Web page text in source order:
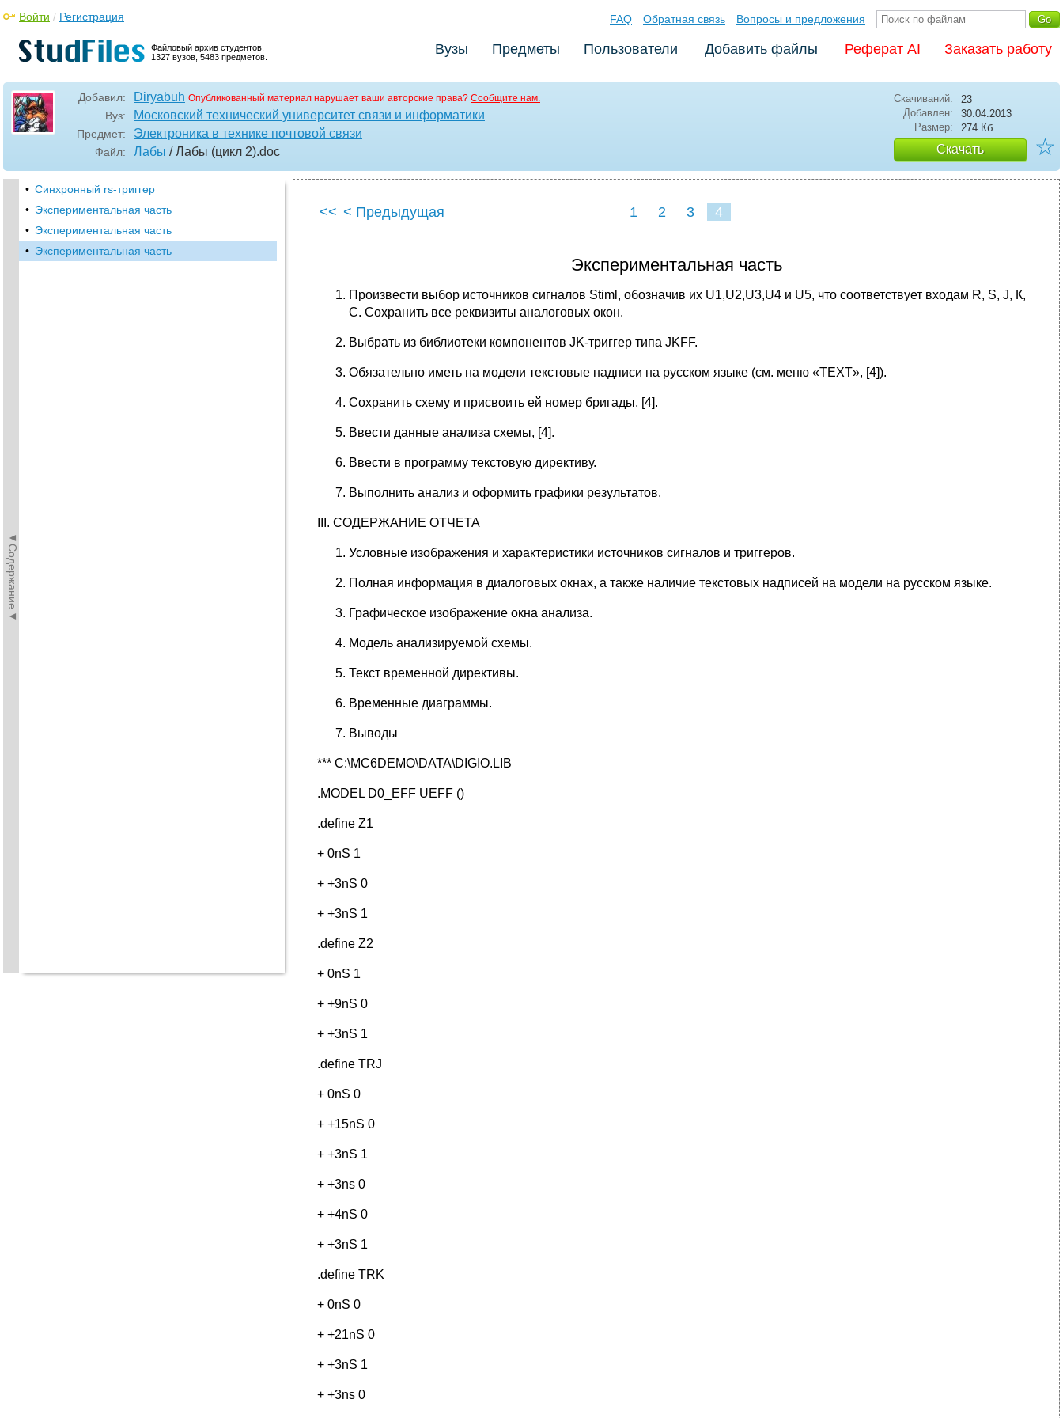
Файловый архив студентов.
1327 вузов, 5483 предметов.
Войти / Регистрация FAQ Обратная связь Вопросы и предложения
Вузы Предметы Пользователи Добавить файлы Реферат AI Заказать работу
Добавил: Diryabuh Опубликованный материал нарушает ваши авторские права? Сообщите нам.
Вуз: Московский технический университет связи и информатики
Предмет: Электроника в технике почтовой связи
Файл: Лабы / Лабы (цикл 2).doc
Скачиваний:
23
Добавлен:
30.04.2013
Размер:
274 Кб
Скачать ☆
◄Содержание◄
• Синхронный rs-триггер
• Экспериментальная часть
• Экспериментальная часть
• Экспериментальная часть
<< < Предыдущая 1 2 3 4
Экспериментальная часть
Произвести выбор источников сигналов Stiml, обозначив их U1,U2,U3,U4 и U5, что соответствует входам R, S, J, К,
С. Сохранить все реквизиты аналоговых окон.
Выбрать из библиотеки компонентов JK-триггер типа JKFF.
Обязательно иметь на модели текстовые надписи на русском языке (см. меню «TEXT», [4]).
Сохранить схему и присвоить ей номер бригады, [4].
Ввести данные анализа схемы, [4].
Ввести в программу текстовую директиву.
Выполнить анализ и оформить графики результатов.
III. СОДЕРЖАНИЕ ОТЧЕТА
Условные изображения и характеристики источников сигналов и триггеров.
Полная информация в диалоговых окнах, а также наличие текстовых надписей на модели на русском языке.
Графическое изображение окна анализа.
Модель анализируемой схемы.
Текст временной директивы.
Временные диаграммы.
Выводы
*** C:\MC6DEMO\DATA\DIGIO.LIB
.MODEL D0_EFF UEFF ()
.define Z1
+ 0nS 1
+ +3nS 0
+ +3nS 1
.define Z2
+ 0nS 1
+ +9nS 0
+ +3nS 1
.define TRJ
+ 0nS 0
+ +15nS 0
+ +3nS 1
+ +3ns 0
+ +4nS 0
+ +3nS 1
.define TRK
+ 0nS 0
+ +21nS 0
+ +3nS 1
+ +3ns 0